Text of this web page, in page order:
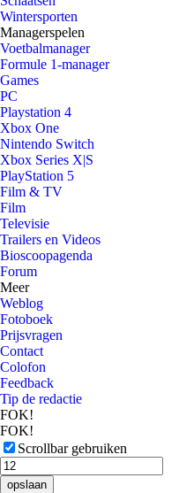
Wintersporten
Managerspelen
Voetbalmanager
Formule 1-manager
Games
PC
Playstation 4
Xbox One
Nintendo Switch
Xbox Series X|S
PlayStation 5
Film & TV
Film
Televisie
Trailers en Videos
Bioscoopagenda
Forum
Meer
Weblog
Fotoboek
Prijsvragen
Contact
Colofon
Feedback
Tip de redactie
FOK!
FOK!
Scrollbar gebruiken
opslaan